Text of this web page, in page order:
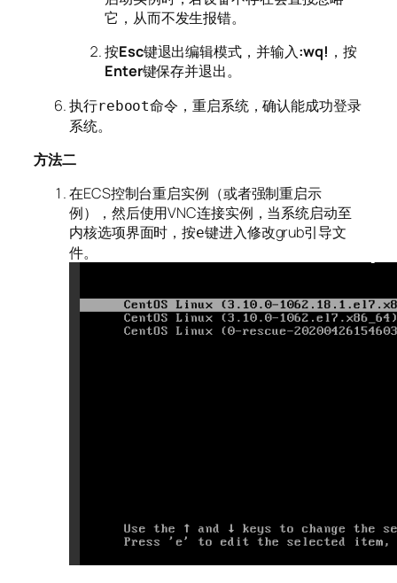
它，从而不发生报错。
按Esc键退出编辑模式，并输入:wq! ，按
Enter键保存并退出。
执行reboot命令，重启系统，确认能成功登录
系统。
方法二
在ECS控制台重启实例（或者强制重启示
例），然后使用VNC连接实例，当系统启动至
内核选项界面时，按e键进入修改grub引导文
件。